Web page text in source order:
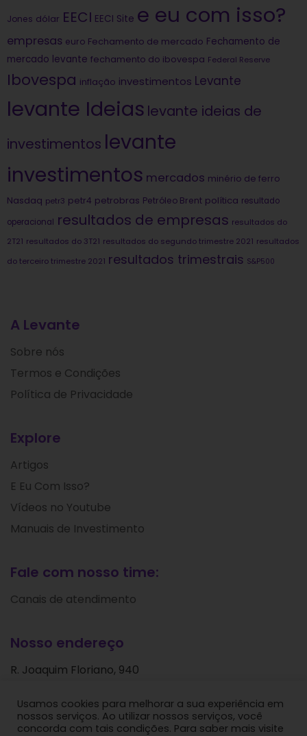
Jones dólar EECI EECI Site e eu com isso?
empresas euro Fechamento de mercado Fechamento de
mercado levante fechamento do ibovespa Federal Reserve
Ibovespa inflação investimentos Levante
levante Ideias levante ideias de
investimentos levante
investimentos mercados minério de ferro
Nasdaq petr3 petr4 petrobras Petróleo Brent política resultado
operacional resultados de empresas resultados do
2T21 resultados do 3T21 resultados do segundo trimestre 2021 resultados
do terceiro trimestre 2021 resultados trimestrais S&P500
A Levante
Sobre nós
Termos e Condições
Política de Privacidade
Explore
Artigos
E Eu Com Isso?
Vídeos no Youtube
Manuais de Investimento
Fale com nosso time:
Canais de atendimento
Nosso endereço
R. Joaquim Floriano, 940
São Paulo - SP
CEP: 04534-004
Usamos cookies para melhorar a sua experiência em
nossos serviços. Ao utilizar nossos serviços, você
concorda com tais condições. Para saber mais visite